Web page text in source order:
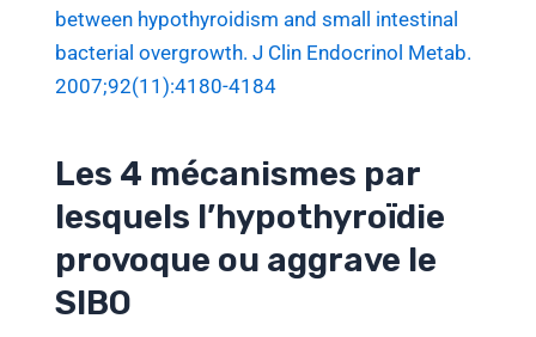
between hypothyroidism and small intestinal
bacterial overgrowth. J Clin Endocrinol Metab.
2007;92(11):4180-4184
Les 4 mécanismes par
lesquels l’hypothyroïdie
provoque ou aggrave le
SIBO